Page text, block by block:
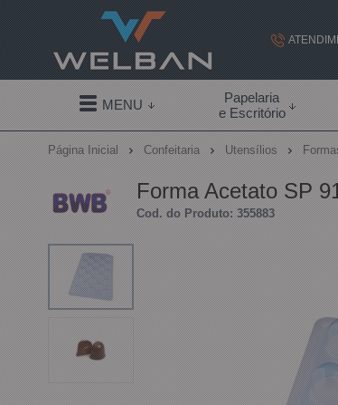
(19)
Segunda
MENU
Papelaria
e Escritório
Página Inicial Confeitaria Utensílios
Forma Acetato SP
Cod. do Produto: 355883